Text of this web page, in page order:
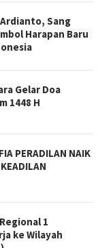
Sang
Harapan Baru
Gelar Doa
1448 H
PERADILAN NAIK
1
ke Wilayah